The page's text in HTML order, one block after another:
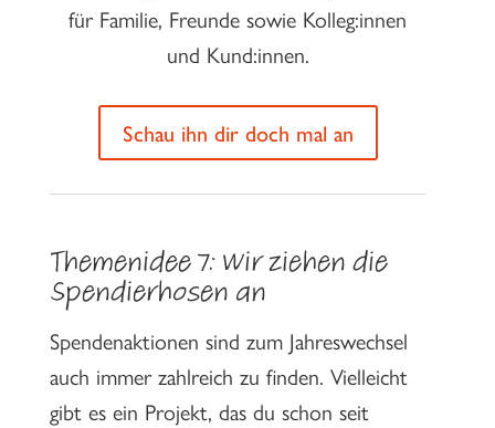
für Familie, Freunde sowie Kolleg:innen
und Kund:innen.
Schau ihn dir doch mal an
Themenidee 7: Wir ziehen die
Spendierhosen an
Spendenaktionen sind zum Jahreswechsel
auch immer zahlreich zu finden. Vielleicht
gibt es ein Projekt, das du schon seit